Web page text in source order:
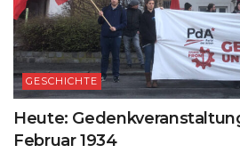
GESCHICHTE
Heute:
Februar 1934